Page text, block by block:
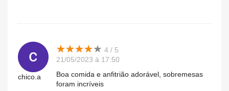
chico.a
★★★★★
★★★★★ 4 / 5
21/05/2023 à 17:50
Boa comida e anfitrião adorável, sobremesas
foram incríveis